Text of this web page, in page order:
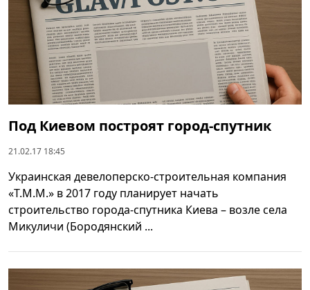
Под Киевом построят город-спутник
21.02.17 18:45
Украинская девелоперско-строительная компания
«Т.М.М.» в 2017 году планирует начать
строительство города-спутника Киева – возле села
Микуличи (Бородянский ...